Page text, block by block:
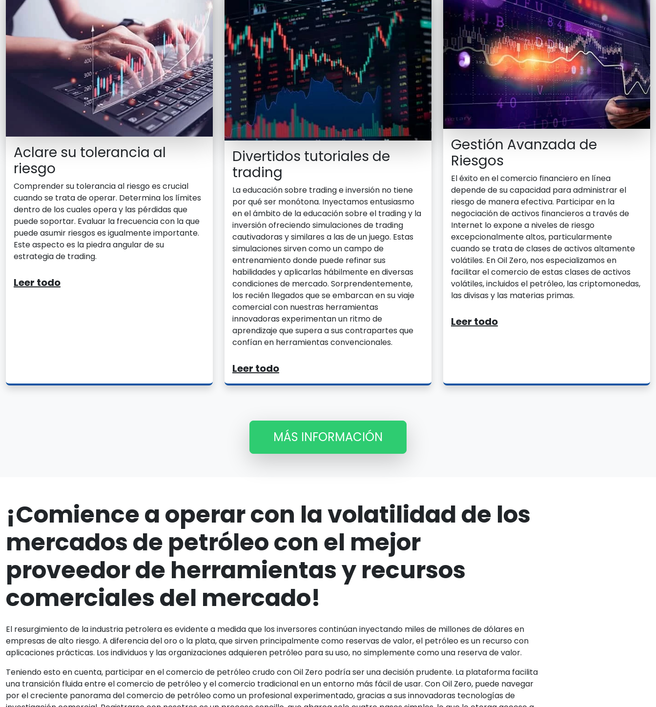
Aclare su tolerancia al
riesgo
Comprender su tolerancia al riesgo es crucial
cuando se trata de operar. Determina los límites
dentro de los cuales opera y las pérdidas que
puede soportar. Evaluar la frecuencia con la que
puede asumir riesgos es igualmente importante.
Este aspecto es la piedra angular de su
estrategia de trading.
Leer todo
Divertidos tutoriales de
trading
La educación sobre trading e inversión no tiene
por qué ser monótona. Inyectamos entusiasmo
en el ámbito de la educación sobre el trading y la
inversión ofreciendo simulaciones de trading
cautivadoras y similares a las de un juego. Estas
simulaciones sirven como un campo de
entrenamiento donde puede refinar sus
habilidades y aplicarlas hábilmente en diversas
condiciones de mercado. Sorprendentemente,
los recién llegados que se embarcan en su viaje
comercial con nuestras herramientas
innovadoras experimentan un ritmo de
aprendizaje que supera a sus contrapartes que
confían en herramientas convencionales.
Leer todo
Gestión Avanzada de
Riesgos
El éxito en el comercio financiero en línea
depende de su capacidad para administrar el
riesgo de manera efectiva. Participar en la
negociación de activos financieros a través de
Internet lo expone a niveles de riesgo
excepcionalmente altos, particularmente
cuando se trata de clases de activos altamente
volátiles. En Oil Zero, nos especializamos en
facilitar el comercio de estas clases de activos
volátiles, incluidos el petróleo, las criptomonedas,
las divisas y las materias primas.
Leer todo
MÁS INFORMACIÓN
¡Comience a operar con la volatilidad de los
mercados de petróleo con el mejor
proveedor de herramientas y recursos
comerciales del mercado!
El resurgimiento de la industria petrolera es evidente a medida que los inversores continúan inyectando miles de millones de dólares en
empresas de alto riesgo. A diferencia del oro o la plata, que sirven principalmente como reservas de valor, el petróleo es un recurso con
aplicaciones prácticas. Los individuos y las organizaciones adquieren petróleo para su uso, no simplemente como una reserva de valor.
Teniendo esto en cuenta, participar en el comercio de petróleo crudo con Oil Zero podría ser una decisión prudente. La plataforma facilita
una transición fluida entre el comercio de petróleo y el comercio tradicional en un entorno más fácil de usar. Con Oil Zero, puede navegar
por el creciente panorama del comercio de petróleo como un profesional experimentado, gracias a sus innovadoras tecnologías de